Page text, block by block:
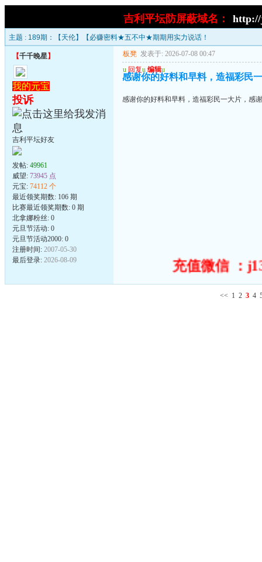
吉利平坛防屏蔽域名： http://
主题 : 189期：【天伦】【必赚密料★五不中★期期用实力说话！
【千千晚星】
我的元宝
投诉
吉利平坛好友
发帖: 49961
威望: 73945 点
元宝: 74112 个
最近领奖期数: 106 期
比赛最近领奖期数: 0 期
北拿娜粉丝: 0
元旦节活动: 0
元旦节活动2000: 0
注册时间: 2007-05-30
最后登录: 2026-08-09
板凳 发表于: 2026-07-08 00:47
u 回复u 编辑u
感谢你的好料和早料，造福彩民
感谢你的好料和早料，造福彩民一大片，感
充值微信 ：
<< 1 2 3 4